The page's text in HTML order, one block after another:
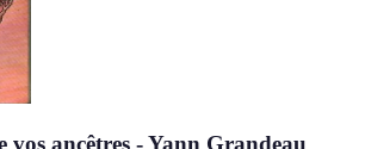
vos ancêtres - Yann Grandeau